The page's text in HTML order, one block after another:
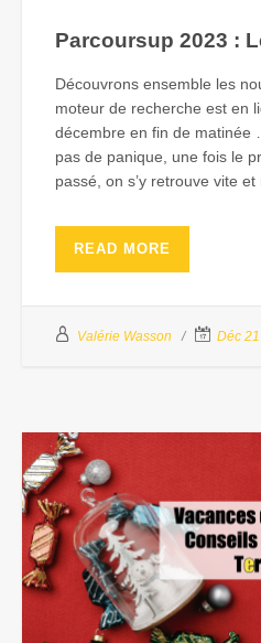
Parcoursup 2023 :
Découvrons ensemble les
moteur de recherche est en
décembre en fin de matinée
pas de panique, une fois le
passé, on s’y retrouve vite et
READ MORE
Valérie Wasson Déc 21